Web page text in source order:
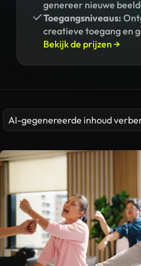
genereer nieuwe
Toegangsniveaus:
creatieve toegang en
Bekijk de prijzen →
AI-gegenereerde inhoud